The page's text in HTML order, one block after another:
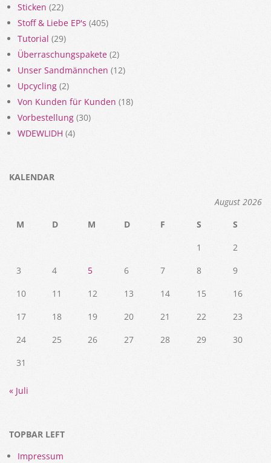
Sticken (22)
Stoff & Liebe EP's (405)
Tutorial (29)
Überraschungspakete (2)
Unser Sandmännchen (12)
Upcycling (2)
Von Kunden für Kunden (18)
Vorbestellung (30)
WDEWLIDH (4)
KALENDAR
August 2026
M
D M D F S
S
1
2
3
4 5 6 7 8
9
10
11 12 13 14 15
16
17
18 19 20 21 22
23
24
25 26 27 28 29
30
31
« Juli
TOPBAR LEFT
Impressum